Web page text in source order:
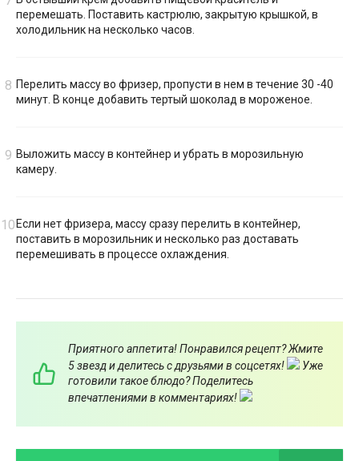
перемешать. Поставить кастрюлю, закрытую крышкой, в
холодильник на несколько часов.
Перелить массу во фризер, пропусти в нем в течение 30 -40
минут. В конце добавить тертый шоколад в мороженое.
Выложить массу в контейнер и убрать в морозильную
камеру.
Если нет фризера, массу сразу перелить в контейнер,
поставить в морозильник и несколько раз доставать
перемешивать в процессе охлаждения.
Приятного аппетита! Понравился рецепт? Жмите
5 звезд и делитесь с друзьями в соцсетях!
Уже
готовили такое блюдо? Поделитесь
впечатлениями в комментариях!